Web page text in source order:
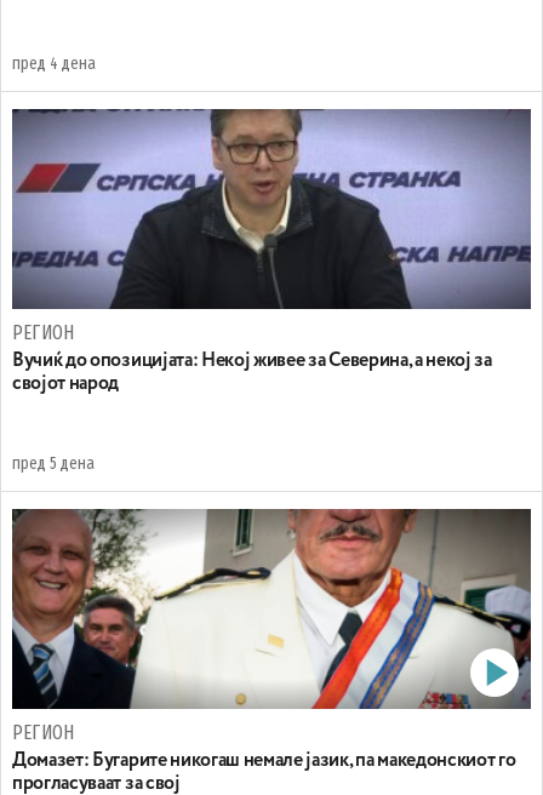
пред 4 дена
РЕГИОН
Вучиќ до опозицијата: Некој живее за Северина, а некој за
својот народ
пред 5 дена
РЕГИОН
Домазет: Бугарите никогаш немале јазик, па македонскиот го
прогласуваат за свој